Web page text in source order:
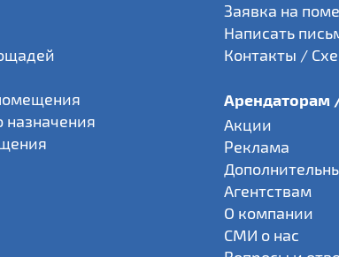
назначения
Заявка на
Написать
Контакты /
Арендаторам
Акции
Реклама
Агентствам
О компании
СМИ о нас